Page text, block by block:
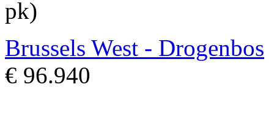
pk)
Brussels West - Drogenbos
€ 96.940